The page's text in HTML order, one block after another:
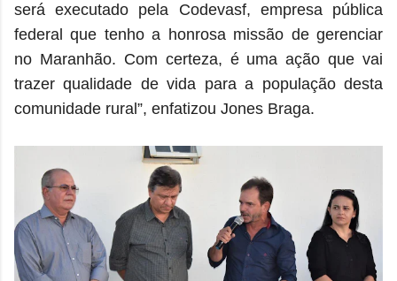
será executado pela Codevasf, empresa pública
federal que tenho a honrosa missão de gerenciar
no Maranhão. Com certeza, é uma ação que vai
trazer qualidade de vida para a população desta
comunidade rural”, enfatizou Jones Braga.